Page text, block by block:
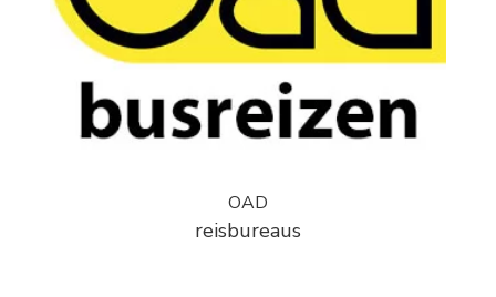
OAD
reisbureaus